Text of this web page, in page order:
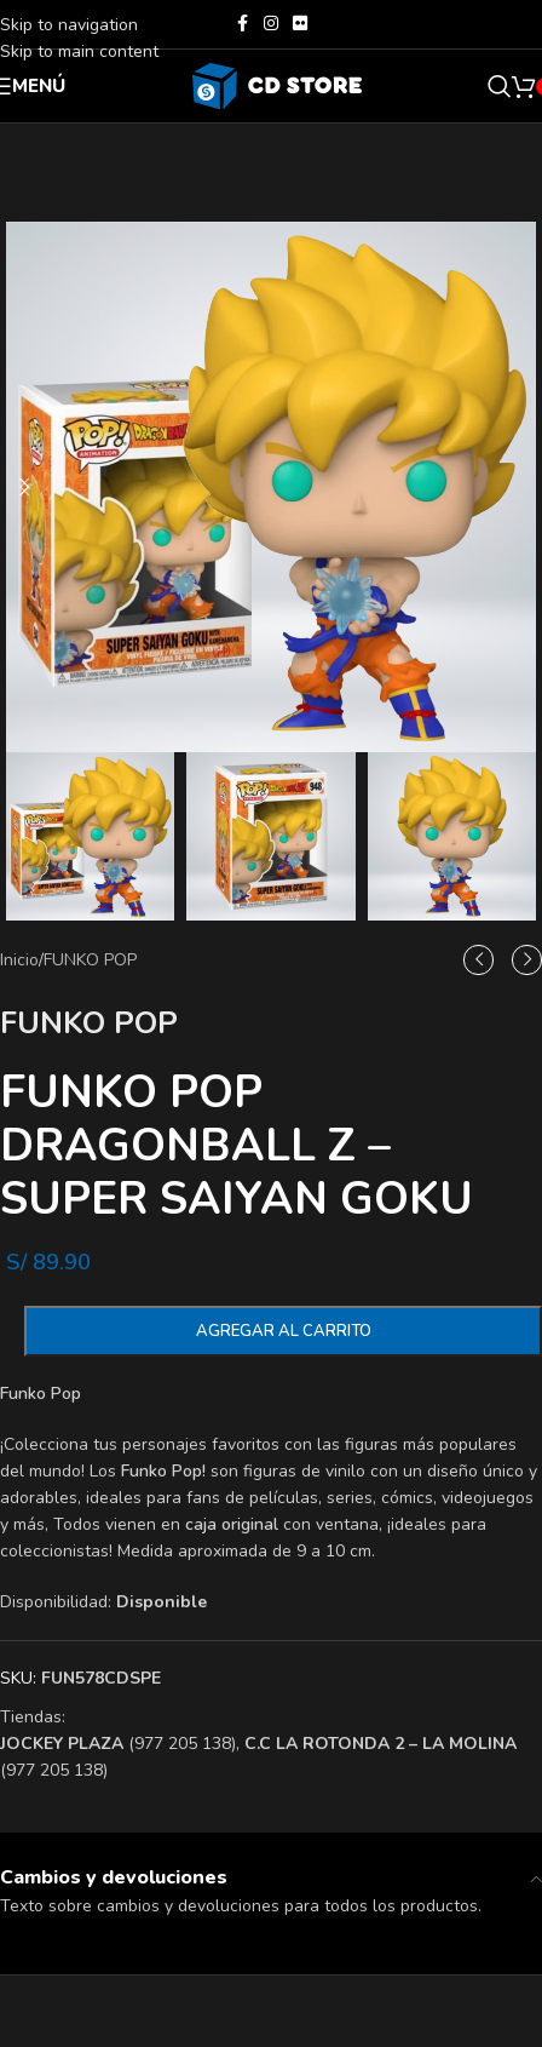
Skip to navigation
Skip to main content
MENÚ
Inicio/FUNKO POP
FUNKO POP
FUNKO POP
DRAGONBALL Z –
SUPER SAIYAN GOKU
S/89.90
AGREGAR AL CARRITO
Funko Pop
¡Colecciona tus personajes favoritos con las figuras más populares
del mundo! Los Funko Pop! son figuras de vinilo con un diseño único y
adorables, ideales para fans de películas, series, cómics, videojuegos
y más, Todos vienen en caja original con ventana, ¡ideales para
coleccionistas! Medida aproximada de 9 a 10 cm.
Disponibilidad: Disponible
SKU: FUN578CDSPE
Tiendas:
​JOCKEY PLAZA (977 205 138), ​C.C LA ROTONDA 2 – LA MOLINA
(977 205 138)
Cambios y devoluciones
Texto sobre cambios y devoluciones para todos los productos.